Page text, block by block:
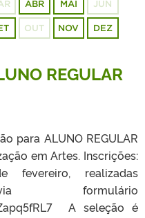
ABR MAI JUN
OUT NOV DEZ
REGULAR
para ALUNO REGULAR
em Artes. Inscrições:
realizadas
formulário
A seleção é